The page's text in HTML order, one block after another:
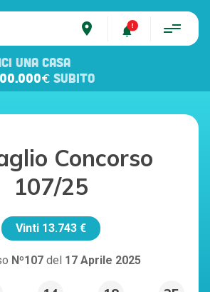
place
UNA CASA
SUBITO
Concorso
107/25
Vinti 13.743 €
Nº107 del 17 Aprile 2025